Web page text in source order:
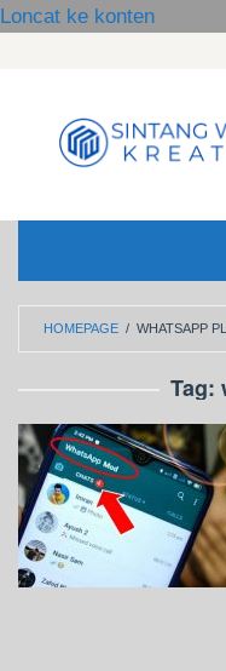
Loncat ke konten
HOMEPAGE / WHATSAPP
Tag: